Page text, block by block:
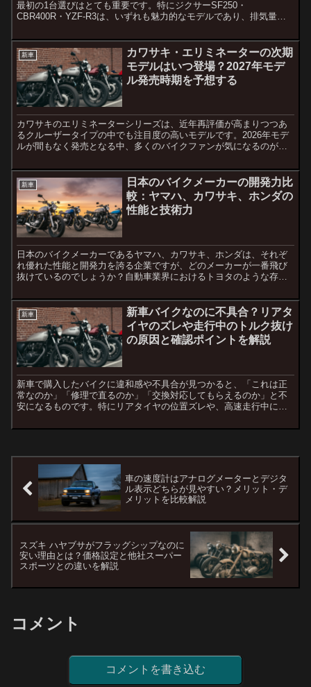
最初の1台選びはとても重要です。特にジクサーSF250・
CBR400R・YZF-R3は、いずれも魅力的なモデルであり、排気量や
新車
カワサキ・エリミネーターの次期
モデルはいつ登場？2027年モデ
ル発売時期を予想する
カワサキのエリミネーターシリーズは、近年再評価が高まりつつあ
るクルーザータイプの中でも注目度の高いモデルです。2026年モデ
ルが間もなく発売となる中、多くのバイクファンが気になるのが
新車
日本のバイクメーカーの開発力比
較：ヤマハ、カワサキ、ホンダの
性能と技術力
日本のバイクメーカーであるヤマハ、カワサキ、ホンダは、それぞ
れ優れた性能と開発力を誇る企業ですが、どのメーカーが一番飛び
抜けているのでしょうか？自動車業界におけるトヨタのような存在
こ...
新車
新車バイクなのに不具合？リアタ
イヤのズレや走行中のトルク抜け
の原因と確認ポイントを解説
新車で購入したバイクに違和感や不具合が見つかると、「これは正
常なのか」「修理で直るのか」「交換対応してもらえるのか」と不
安になるものです。特にリアタイヤの位置ズレや、高速走行中に駆
っ...
車の速度計はアナログメーターとデジタ
ル表示どちらが見やすい？メリット・デ
メリットを比較解説
スズキ ハヤブサがフラッグシップなのに
安い理由とは？価格設定と他社スーパー
スポーツとの違いを解説
コメント
コメントを書き込む